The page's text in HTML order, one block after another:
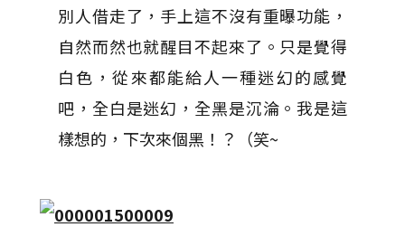
別人借走了，手上這不沒有重曝功能，
自然而然也就醒目不起來了。只是覺得
白色，從來都能給人一種迷幻的感覺
吧，全白是迷幻，全黑是沉淪。我是這
樣想的，下次來個黑！？（笑~